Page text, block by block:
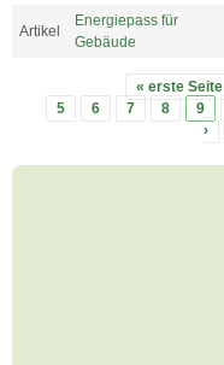
Artikel
Energiepass für
Gebäude
Seiten « erste Seite
5
6 7 8 9
›